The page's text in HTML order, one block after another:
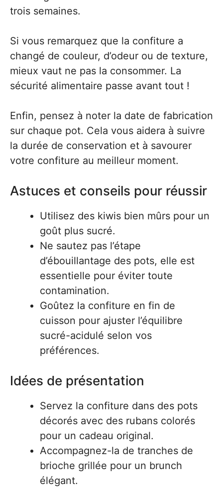
trois semaines.
Si vous remarquez que la confiture a
changé de couleur, d’odeur ou de texture,
mieux vaut ne pas la consommer. La
sécurité alimentaire passe avant tout !
Enfin, pensez à noter la date de fabrication
sur chaque pot. Cela vous aidera à suivre
la durée de conservation et à savourer
votre confiture au meilleur moment.
Astuces et conseils pour réussir
Utilisez des kiwis bien mûrs pour un
goût plus sucré.
Ne sautez pas l’étape
d’ébouillantage des pots, elle est
essentielle pour éviter toute
contamination.
Goûtez la confiture en fin de
cuisson pour ajuster l’équilibre
sucré-acidulé selon vos
préférences.
Idées de présentation
Servez la confiture dans des pots
décorés avec des rubans colorés
pour un cadeau original.
Accompagnez-la de tranches de
brioche grillée pour un brunch
élégant.